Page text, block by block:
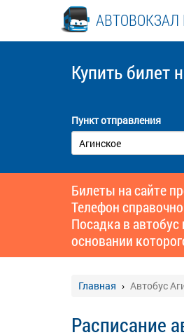
АВТОВОКЗАЛ
Купить билет
Пункт отправления
Билеты на сайте
Телефон
Посадка в
основании
Главная Автобус
Расписание